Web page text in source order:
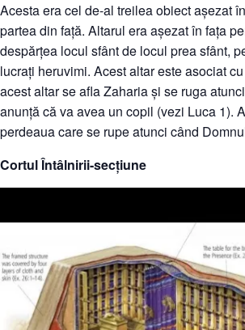
Acesta era cel de-al treilea obiect așezat
partea din față. Altarul era așezat în fața
despărțea locul sfânt de locul prea sfânt,
lucrați heruvimi. Acest altar este asociat
acest altar se afla Zaharia și se ruga
anunță că va avea un copil (vezi Luca 1).
perdeaua care se rupe atunci când
Cortul Întâlnirii-secțiune